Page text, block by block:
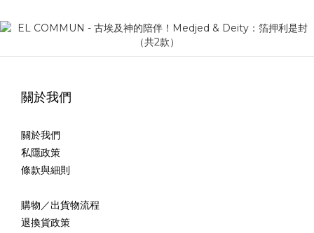
關於我們
關於我們
私隱政策
條款與細則
購物／出貨物流程
退換貨政策